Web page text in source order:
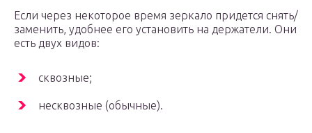
Если через некоторое время зеркало придется снять/
заменить, удобнее его установить на держатели. Они
есть двух видов:
сквозные;
несквозные (обычные).